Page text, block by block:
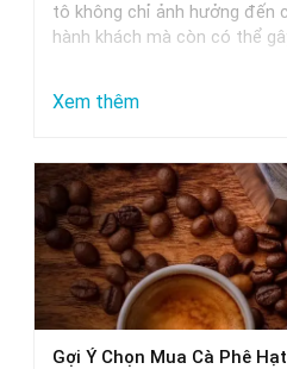
tối
ưu
tô không chỉ ảnh hưởng đến
hành khách mà còn có thể
Xem thêm:
mùi
ô
tô
tốt
nhất:
Lời
Gợi Ý Chọn Mua Cà Phê